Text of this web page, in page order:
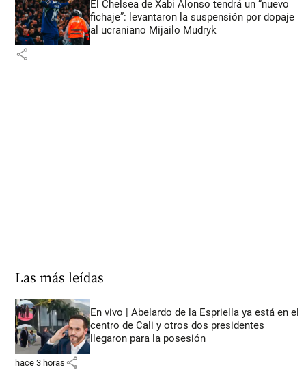
El Chelsea de Xabi Alonso tendrá un “nuevo
fichaje”: levantaron la suspensión por dopaje
al ucraniano Mijailo Mudryk
share
Las más leídas
En vivo | Abelardo de la Espriella ya está en el
centro de Cali y otros dos presidentes
llegaron para la posesión
hace 3 horas share